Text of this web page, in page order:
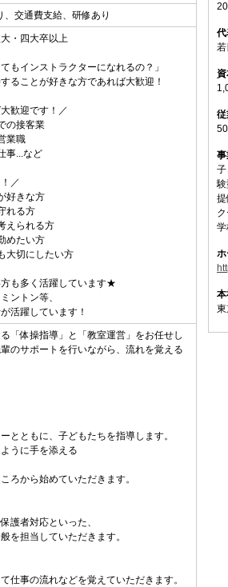
交通費支給、研修あり
大・四大卒以上
もインストラクターになれるの？」
ることが好きな方であれば大歓迎！
歓迎です！／
の接客業
業職
事...など
／
好きな方
れる方
えられる方
めたい方
大切にしたい方
も多く活躍しています★
ントン等、
活躍しています！
「体操指導」と「教室運営」をお任せし
のサポートを行いながら、流れを覚える
とともに、子どもたちを指導します。
うに手を添える
ろから始めていただきます。
護者対応といった、
を担当していただきます。
仕事の流れなどを覚えていただきます。